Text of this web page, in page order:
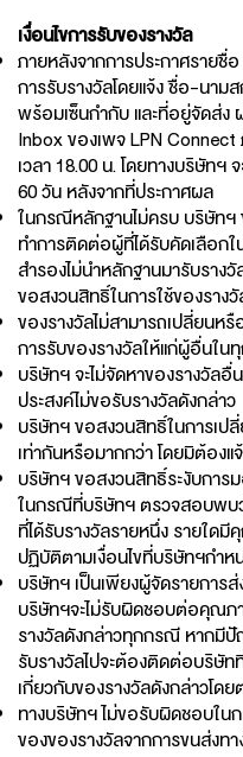
เงื่อนไขการรับของรางวัล
ภายหลังจากการประกาศรายชื่
การรับรางวัลโดยแจ้ง ชื่อ-นาม
พร้อมเซ็นกำกับ และที่อยู่จัดส่ง
Inbox ของเพจ LPN
เวลา 18.00 น. โดยทางบริษัทฯ
60 วัน หลังจากที่ประกาศผล
ในกรณีหลักฐานไม่ครบ บริษัทฯ
ทำการติดต่อผู้ที่ได้รับคัดเลือกใ
สำรองไม่นำหลักฐานมารับราง
ขอสงวนสิทธิ์ในการใช้ของราง
ของรางวัลไม่สามารถเปลี่ยนหรื
การรับของรางวัลให้แก่ผู้อื่นใ
บริษัทฯ จะไม่จัดหาของรางวัล
ประสงค์ไม่ขอรับรางวัลดังกล่าว
บริษัทฯ ขอสงวนสิทธิ์ในการเป
เท่ากันหรือมากกว่า โดยมิต้องแ
บริษัทฯ ขอสงวนสิทธิ์ระงับการ
ในกรณีที่บริษัทฯ ตรวจสอบพบ
ที่ได้รับรางวัลรายหนึ่ง รายใด
ปฏิบัติตามเงื่อนไขที่บริษัทฯกำห
บริษัทฯ เป็นเพียงผู้จัดรายการ
บริษัทฯจะไม่รับผิดชอบต่อคุณ
รางวัลดังกล่าวทุกกรณี หากมี
รับรางวัลไปจะต้องติดต่อบริษั
เกี่ยวกับของรางวัลดังกล่าวโดย
ทางบริษัทฯ ไม่ขอรับผิดชอบใ
ของของรางวัลจากการขนส่ง